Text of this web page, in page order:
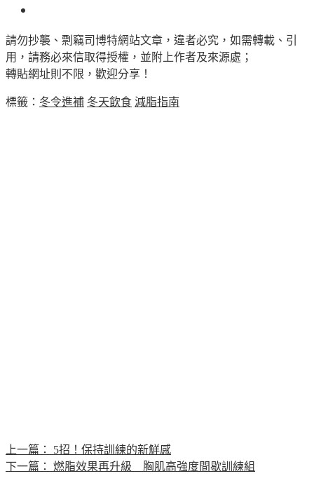
請勿抄襲、剽竊司博特網站文章，違者必究，如需轉載、引
用，請務必來信取得授權，並附上作者及來源處；
轉貼網址則不限，歡迎分享！
標籤： 冬令進補 冬天飲食 減脂指南
上一篇：
5招！保持訓練的新鮮感
下一篇：
燃脂效果再升級 胸肌高強度間歇訓練組